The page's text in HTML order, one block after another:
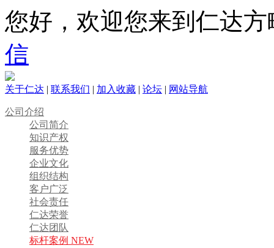
您好，欢迎您来到仁达方
信
关于仁达 | 联系我们 | 加入收藏 | 论坛 | 网站导航
公司介绍
公司简介
知识产权
服务优势
企业文化
组织结构
客户广泛
社会责任
仁达荣誉
仁达团队
标杆案例 NEW